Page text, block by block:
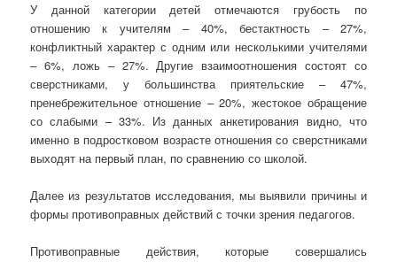
У данной категории детей отмечаются грубость по
отношению к учителям – 40%, бестактность – 27%,
конфликтный характер с одним или несколькими учителями
– 6%, ложь – 27%. Другие взаимоотношения состоят со
сверстниками, у большинства приятельские – 47%,
пренебрежительное отношение – 20%, жестокое обращение
со слабыми – 33%. Из данных анкетирования видно, что
именно в подростковом возрасте отношения со сверстниками
выходят на первый план, по сравнению со школой.
Далее из результатов исследования, мы выявили причины и
формы противоправных действий с точки зрения педагогов.
Противоправные действия, которые совершались